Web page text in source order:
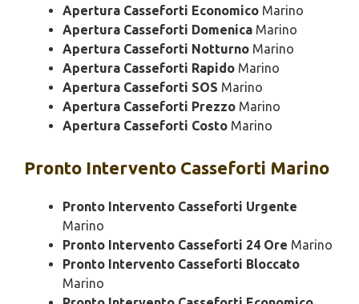
Apertura Casseforti Economico Marino
Apertura Casseforti Domenica Marino
Apertura Casseforti Notturno Marino
Apertura Casseforti Rapido Marino
Apertura Casseforti SOS Marino
Apertura Casseforti Prezzo Marino
Apertura Casseforti Costo Marino
Pronto Intervento Casseforti Marino
Pronto Intervento Casseforti Urgente
Marino
Pronto Intervento Casseforti 24 Ore Marino
Pronto Intervento Casseforti Bloccato
Marino